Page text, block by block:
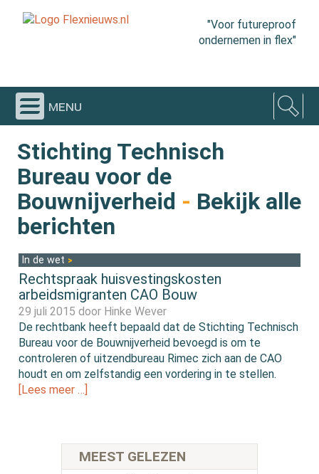
"Voor futureproof
ondernemen in flex"
menu
Stichting Technisch
Bureau voor de
Bouwnijverheid - Bekijk alle
berichten
In de wet
Rechtspraak huisvestingskosten
arbeidsmigranten CAO Bouw
29 juli 2015 door Hinke Wever
De rechtbank heeft bepaald dat de Stichting Technisch
Bureau voor de Bouwnijverheid bevoegd is om te
controleren of uitzendbureau Rimec zich aan de CAO
houdt en om zelfstandig een vordering in te stellen.
[Lees meer …]
MEEST GELEZEN